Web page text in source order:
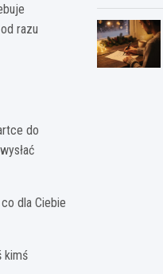
razu
do
dla Ciebie
kimś